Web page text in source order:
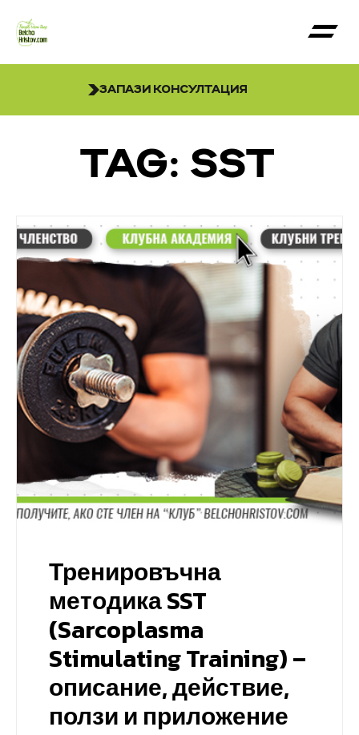
ЗАПАЗИ КОНСУЛТАЦИЯ
TAG: SST
Тренировъчна
методика SST
(Sarcoplasma
Stimulating Training) –
описание, действие,
ползи и приложение